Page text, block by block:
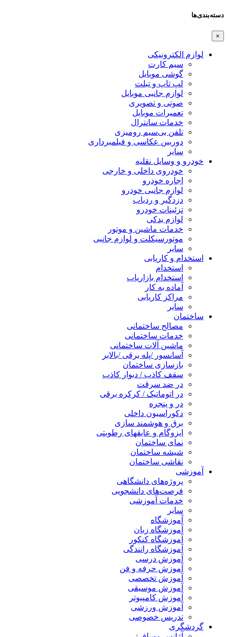
دسته‌بندی‌ها
×
لوازم الکترونیکی
سیم کارت
گوشی موبایل
لپ تاپ و تبلت
لوازم جانبی موبایل
صوتی و تصویری
تعمیرات موبایل
خدمات سانترال
تلفن بی‌سیم رومیزی
دوربین عکاسی و فیلمبرداری
سایر
خودرو و وسایل نقلیه
خودروی داخلی و خارجی
اجاره خودرو
لوازم جانبی خودرو
دزدگیر و ردیاب
تزئینات خودرو
لوازم یدکی
خدمات ماشین و موتور
موتورسیکلت و لوازم جانبی
سایر
استخدام و کاریابی
استخدام
استخدام بازاریاب
آماده به کار
مراکز کاریابی
سایر
ساختمان
مصالح ساختمانی
خدمات ساختمانی
ماشین آلات ساختمانی
آسانسور /پله برقی /بالابر
بازسازی ساختمان
سقف کاذب / دیوار کاذب
در ضد سرقت
در اتوماتیک / کرکره برقی
در و پنجره
دکوراسیون داخلی
برق و هوشمند سازی
ایزوگام و عایقهای رطوبتی
نمای ساختمان
شیشه ساختمان
نقاشی ساختمان
آموزشی
پروژه‌های دانشگاهی
فرصت‌های دانشجویی
خدمات آموزشی
سایر
آموزشگاه
آموزشگاه زبان
آموزشگاه کنکور
آموزشگاه رانندگی
آموزش درسی
آموزش حرفه و فن
آموزش تخصصی
آموزش موسیقی
آموزش کامپیوتر
آموزش ورزشی
تدریس خصوصی
گردشگری